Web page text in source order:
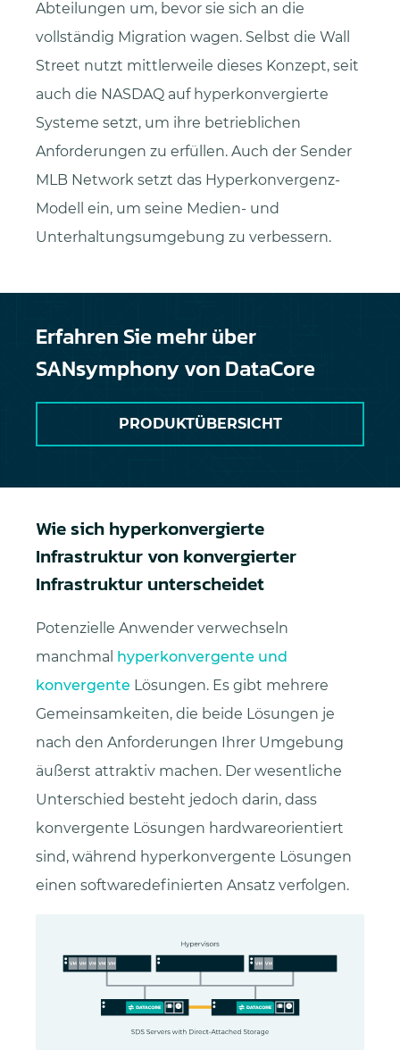
Abteilungen um, bevor sie sich an die
vollständig Migration wagen. Selbst die Wall
Street nutzt mittlerweile dieses Konzept, seit
auch die NASDAQ auf hyperkonvergierte
Systeme setzt, um ihre betrieblichen
Anforderungen zu erfüllen. Auch der Sender
MLB Network setzt das Hyperkonvergenz-
Modell ein, um seine Medien- und
Unterhaltungsumgebung zu verbessern.
Erfahren Sie mehr über
SANsymphony von DataCore
PRODUKTÜBERSICHT
Wie sich hyperkonvergierte
Infrastruktur von konvergierter
Infrastruktur unterscheidet
Potenzielle Anwender verwechseln
manchmal
hyperkonvergente und
konvergente Lösungen. Es gibt mehrere
Gemeinsamkeiten, die beide Lösungen je
nach den Anforderungen Ihrer Umgebung
äußerst attraktiv machen. Der wesentliche
Unterschied besteht jedoch darin, dass
konvergente Lösungen hardwareorientiert
sind, während hyperkonvergente Lösungen
einen softwaredefinierten Ansatz verfolgen.